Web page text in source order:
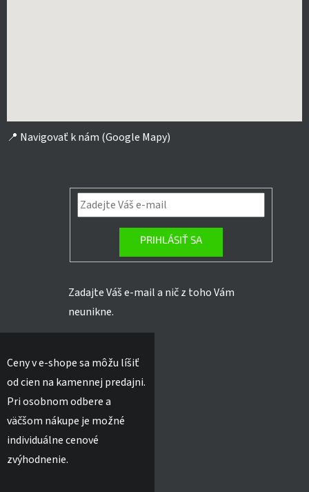
📍 Navigovať k nám (Google Mapy)
PRIHLÁSIŤ SA
Zadajte Váš e-mail a nič z toho Vám
neunikne.
Ceny v e-shope sa môžu líšiť
od cien na kamennej predajni.
Pri osobnom odbere a
väčšom nákupe je možné
individuálne cenové
zvýhodnenie.